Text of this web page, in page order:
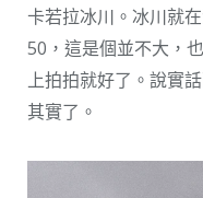
卡若拉冰川。冰川就
50，這是個並不大，
上拍拍就好了。說實
其實了。